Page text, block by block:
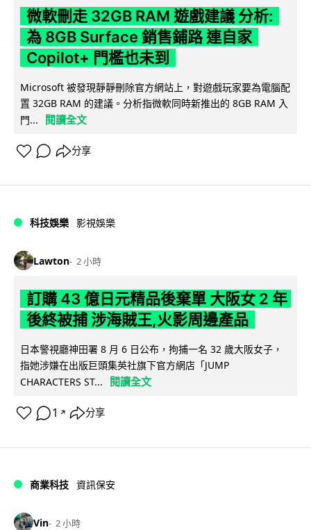
微軟刪走 32GB RAM 遊戲建議 分析:
為 8GB Surface 銷售鋪路 連自家
Copilot+ 門檻也未到
Microsoft 被發現靜靜刪除官方網站上，對遊戲玩家要為電腦配
置 32GB RAM 的建議。分析指微軟同時新推出的 8GB RAM 入
門...
閱讀全文
分享
科技娛樂 影視娛樂
Lawton 2 小時
訂購 43 億日元精品後棄單 大阪女 2 年
後終被捕 涉海賊王,火影周邊產品
日本警視廳神田署 8 月 6 日公布，拘捕一名 32 歲大阪女子，
指她涉嫌在出版巨頭集英社旗下官方網店「JUMP
CHARACTERS ST...
閱讀全文
1 ↗ 分享
商業科技 資訊保安
Vin 2 小時